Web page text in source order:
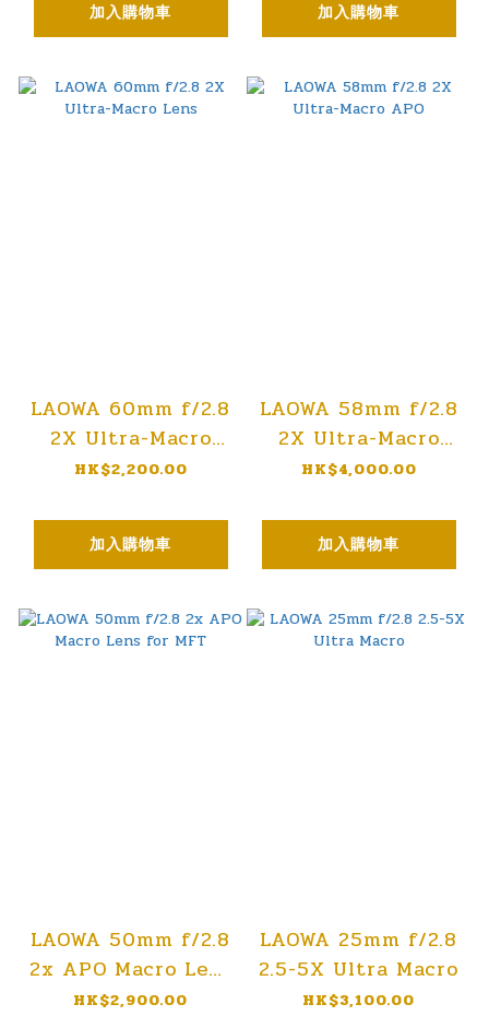
加入購物車 加入購物車
LAOWA 60mm f/2.8
2X Ultra-Macro
Lens
HK$2,200.00
加入購物車
LAOWA 58mm f/2.8
2X Ultra-Macro
APO
HK$4,000.00
加入購物車
LAOWA 50mm f/2.8
2x APO Macro Lens
for MFT
HK$2,900.00
LAOWA 25mm f/2.8
2.5-5X Ultra Macro
HK$3,100.00